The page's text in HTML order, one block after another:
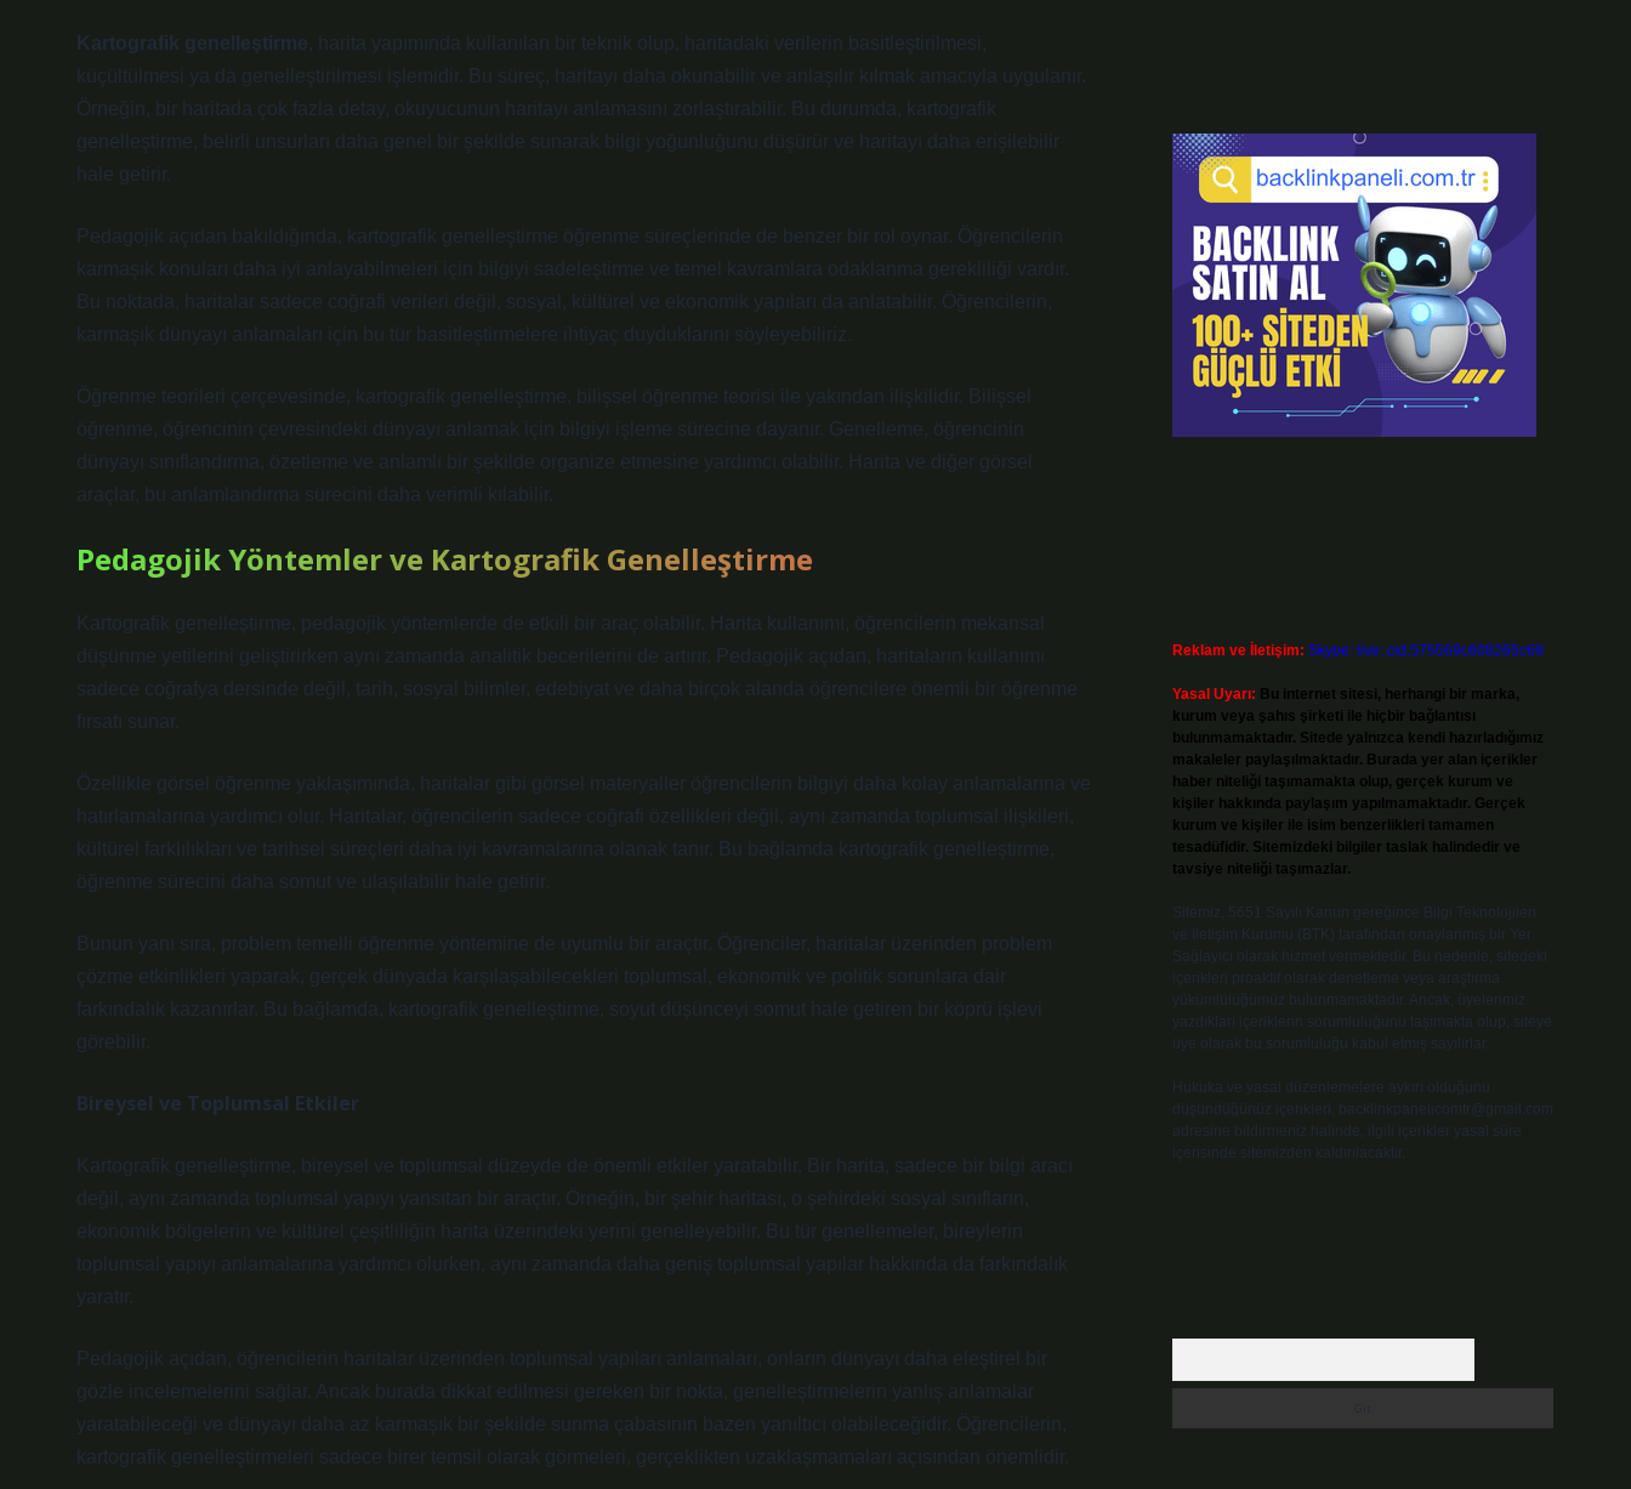
Kartografik genelleştirme, harita yapımında kullanılan bir teknik olup, haritadaki verilerin basitleştirilmesi,
küçültülmesi ya da genelleştirilmesi işlemidir. Bu süreç, haritayı daha okunabilir ve anlaşılır kılmak amacıyla uygulanır.
Örneğin, bir haritada çok fazla detay, okuyucunun haritayı anlamasını zorlaştırabilir. Bu durumda, kartografik
genelleştirme, belirli unsurları daha genel bir şekilde sunarak bilgi yoğunluğunu düşürür ve haritayı daha erişilebilir
hale getirir.
Pedagojik açıdan bakıldığında, kartografik genelleştirme öğrenme süreçlerinde de benzer bir rol oynar. Öğrencilerin
karmaşık konuları daha iyi anlayabilmeleri için bilgiyi sadeleştirme ve temel kavramlara odaklanma gerekliliği vardır.
Bu noktada, haritalar sadece coğrafi verileri değil, sosyal, kültürel ve ekonomik yapıları da anlatabilir. Öğrencilerin,
karmaşık dünyayı anlamaları için bu tür basitleştirmelere ihtiyaç duyduklarını söyleyebiliriz.
Öğrenme teorileri çerçevesinde, kartografik genelleştirme, bilişsel öğrenme teorisi ile yakından ilişkilidir. Bilişsel
öğrenme, öğrencinin çevresindeki dünyayı anlamak için bilgiyi işleme sürecine dayanır. Genelleme, öğrencinin
dünyayı sınıflandırma, özetleme ve anlamlı bir şekilde organize etmesine yardımcı olabilir. Harita ve diğer görsel
araçlar, bu anlamlandırma sürecini daha verimli kılabilir.
Pedagojik Yöntemler ve Kartografik Genelleştirme
Kartografik genelleştirme, pedagojik yöntemlerde de etkili bir araç olabilir. Harita kullanımı, öğrencilerin mekansal
düşünme yetilerini geliştirirken aynı zamanda analitik becerilerini de artırır. Pedagojik açıdan, haritaların kullanımı
sadece coğrafya dersinde değil, tarih, sosyal bilimler, edebiyat ve daha birçok alanda öğrencilere önemli bir öğrenme
fırsatı sunar.
Özellikle görsel öğrenme yaklaşımında, haritalar gibi görsel materyaller öğrencilerin bilgiyi daha kolay anlamalarına ve
hatırlamalarına yardımcı olur. Haritalar, öğrencilerin sadece coğrafi özellikleri değil, aynı zamanda toplumsal ilişkileri,
kültürel farklılıkları ve tarihsel süreçleri daha iyi kavramalarına olanak tanır. Bu bağlamda kartografik genelleştirme,
öğrenme sürecini daha somut ve ulaşılabilir hale getirir.
Bunun yanı sıra, problem temelli öğrenme yöntemine de uyumlu bir araçtır. Öğrenciler, haritalar üzerinden problem
çözme etkinlikleri yaparak, gerçek dünyada karşılaşabilecekleri toplumsal, ekonomik ve politik sorunlara dair
farkındalık kazanırlar. Bu bağlamda, kartografik genelleştirme, soyut düşünceyi somut hale getiren bir köprü işlevi
görebilir.
Bireysel ve Toplumsal Etkiler
Kartografik genelleştirme, bireysel ve toplumsal düzeyde de önemli etkiler yaratabilir. Bir harita, sadece bir bilgi aracı
değil, aynı zamanda toplumsal yapıyı yansıtan bir araçtır. Örneğin, bir şehir haritası, o şehirdeki sosyal sınıfların,
ekonomik bölgelerin ve kültürel çeşitliliğin harita üzerindeki yerini genelleyebilir. Bu tür genellemeler, bireylerin
toplumsal yapıyı anlamalarına yardımcı olurken, aynı zamanda daha geniş toplumsal yapılar hakkında da farkındalık
yaratır.
Pedagojik açıdan, öğrencilerin haritalar üzerinden toplumsal yapıları anlamaları, onların dünyayı daha eleştirel bir
gözle incelemelerini sağlar. Ancak burada dikkat edilmesi gereken bir nokta, genelleştirmelerin yanlış anlamalar
yaratabileceği ve dünyayı daha az karmaşık bir şekilde sunma çabasının bazen yanıltıcı olabileceğidir. Öğrencilerin,
kartografik genelleştirmeleri sadece birer temsil olarak görmeleri, gerçeklikten uzaklaşmamaları açısından önemlidir.
Reklam ve İletişim: Skype: live:.cid.575569c608265c69
Yasal Uyarı: Bu internet sitesi, herhangi bir marka,
kurum veya şahıs şirketi ile hiçbir bağlantısı
bulunmamaktadır. Sitede yalnızca kendi hazırladığımız
makaleler paylaşılmaktadır. Burada yer alan içerikler
haber niteliği taşımamakta olup, gerçek kurum ve
kişiler hakkında paylaşım yapılmamaktadır. Gerçek
kurum ve kişiler ile isim benzerlikleri tamamen
tesadüfidir. Sitemizdeki bilgiler taslak halindedir ve
tavsiye niteliği taşımazlar.
Sitemiz, 5651 Sayılı Kanun gereğince Bilgi Teknolojileri
ve İletişim Kurumu (BTK) tarafından onaylanmış bir Yer
Sağlayıcı olarak hizmet vermektedir. Bu nedenle, sitedeki
içerikleri proaktif olarak denetleme veya araştırma
yükümlülüğümüz bulunmamaktadır. Ancak, üyelerimiz
yazdıkları içeriklerin sorumluluğunu taşımakta olup, siteye
üye olarak bu sorumluluğu kabul etmiş sayılırlar.
Hukuka ve yasal düzenlemelere aykırı olduğunu
düşündüğünüz içerikleri, backlinkpanelicomtr@gmail.com
adresine bildirmeniz halinde, ilgili içerikler yasal süre
içerisinde sitemizden kaldırılacaktır.